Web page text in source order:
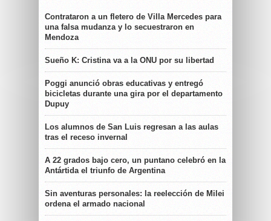
Contrataron a un fletero de Villa Mercedes para
una falsa mudanza y lo secuestraron en
Mendoza
Sueño K: Cristina va a la ONU por su libertad
Poggi anunció obras educativas y entregó
bicicletas durante una gira por el departamento
Dupuy
Los alumnos de San Luis regresan a las aulas
tras el receso invernal
A 22 grados bajo cero, un puntano celebró en la
Antártida el triunfo de Argentina
Sin aventuras personales: la reelección de Milei
ordena el armado nacional